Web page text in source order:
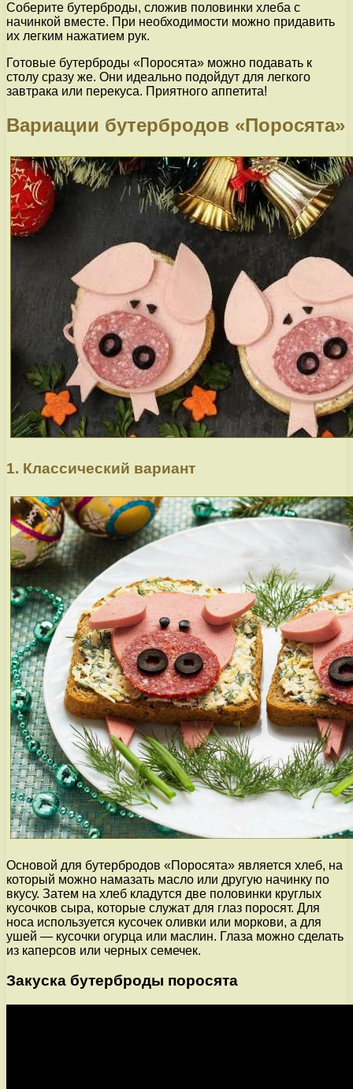
Соберите бутерброды, сложив половинки хлеба с
начинкой вместе. При необходимости можно придавить
их легким нажатием рук.
Готовые бутерброды «Поросята» можно подавать к
столу сразу же. Они идеально подойдут для легкого
завтрака или перекуса. Приятного аппетита!
Вариации бутербродов «Поросята»
1. Классический вариант
Основой для бутербродов «Поросята» является хлеб, на
который можно намазать масло или другую начинку по
вкусу. Затем на хлеб кладутся две половинки круглых
кусочков сыра, которые служат для глаз поросят. Для
носа используется кусочек оливки или моркови, а для
ушей — кусочки огурца или маслин. Глаза можно сделать
из каперсов или черных семечек.
Закуска бутерброды поросята